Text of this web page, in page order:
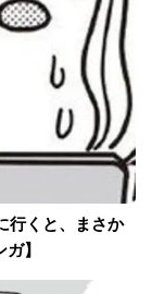
行くと、まさか
】